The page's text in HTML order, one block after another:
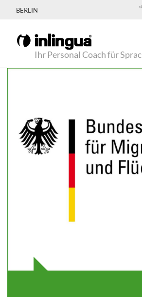
BERLIN
Ihr Personal Coach für